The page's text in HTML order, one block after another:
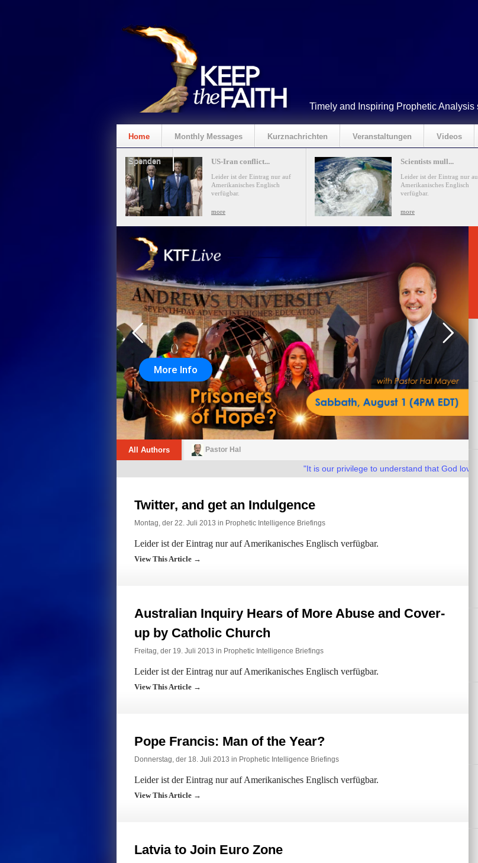
Timely and Inspiring Prophetic Analysis
Home Monthly Messages Kurznachrichten Veranstaltungen Videos
Spenden US-Iran conflict...
Leider ist der Eintrag nur auf
Amerikanisches Englisch
verfügbar.
more
Scientists mull...
Leider ist der Eintrag nur
Amerikanisches Englisch
verfügbar.
more
More Info
All Authors Pastor Hal
"It is our privilege to understand that God loves us
Twitter, and get an Indulgence
Montag, der 22. Juli 2013 in Prophetic Intelligence Briefings
Leider ist der Eintrag nur auf Amerikanisches Englisch verfügbar.
View This Article →
Australian Inquiry Hears of More Abuse and Cover-
up by Catholic Church
Freitag, der 19. Juli 2013 in Prophetic Intelligence Briefings
Leider ist der Eintrag nur auf Amerikanisches Englisch verfügbar.
View This Article →
Pope Francis: Man of the Year?
Donnerstag, der 18. Juli 2013 in Prophetic Intelligence Briefings
Leider ist der Eintrag nur auf Amerikanisches Englisch verfügbar.
View This Article →
Latvia to Join Euro Zone